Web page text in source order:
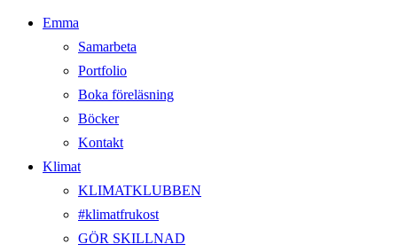
Emma
Samarbeta
Portfolio
Boka föreläsning
Böcker
Kontakt
Klimat
KLIMATKLUBBEN
#klimatfrukost
GÖR SKILLNAD